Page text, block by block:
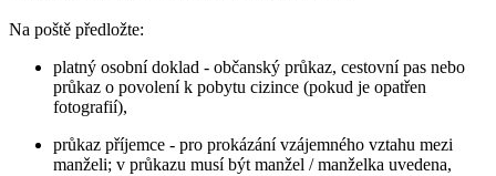
Na poště předložte:
platný osobní doklad - občanský průkaz, cestovní pas nebo
průkaz o povolení k pobytu cizince (pokud je opatřen
fotografií),
průkaz příjemce - pro prokázání vzájemného vztahu mezi
manželi; v průkazu musí být manžel / manželka uvedena,